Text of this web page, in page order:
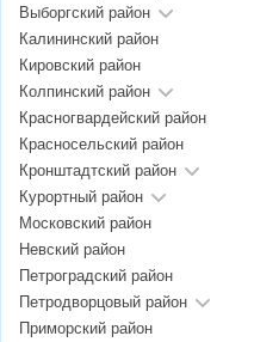
Выборгский район
Калининский район
Кировский район
Колпинский район
Красногвардейский район
Красносельский район
Кронштадтский район
Курортный район
Московский район
Невский район
Петроградский район
Петродворцовый район
Приморский район